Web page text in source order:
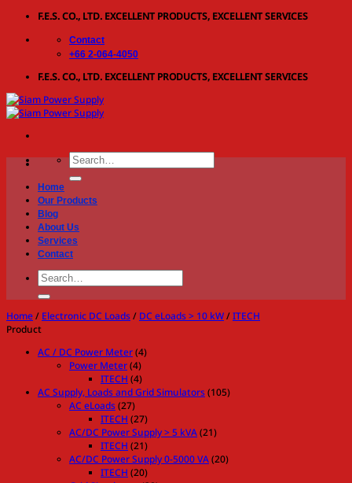
content
F.E.S. CO., LTD. EXCELLENT PRODUCTS, EXCELLENT SERVICES
Contact
+66 2-064-4050
F.E.S. CO., LTD. EXCELLENT PRODUCTS, EXCELLENT SERVICES
Search
for:
Home
Our Products
Blog
About Us
Services
Contact
Search
for:
Home/ Electronic DC Loads/ DC eLoads > 10 kW/ITECH
Product
AC / DC Power Meter(4)
Power Meter(4)
ITECH (4)
AC Supply, Loads and Grid Simulators(105)
AC eLoads(27)
ITECH (27)
AC/DC Power Supply > 5 kVA(21)
ITECH (21)
AC/DC Power Supply 0-5000 VA(20)
ITECH (20)